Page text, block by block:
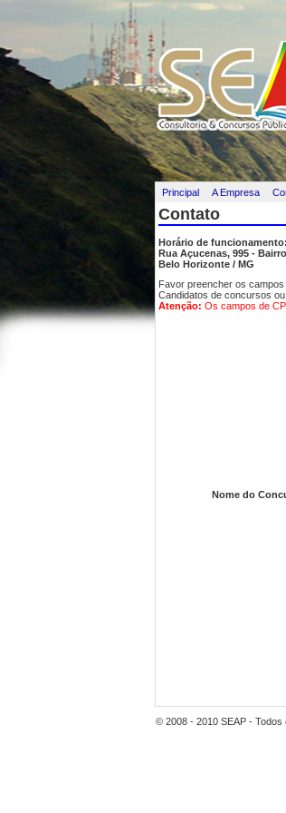
Principal A Empresa
Contato
Horário de funcionamento:
Rua Açucenas, 995 -
Belo Horizonte / MG
Favor preencher os
Candidatos de concursos
Atenção: Os campos de
Nome do
© 2008 - 2010 SEAP - Todos